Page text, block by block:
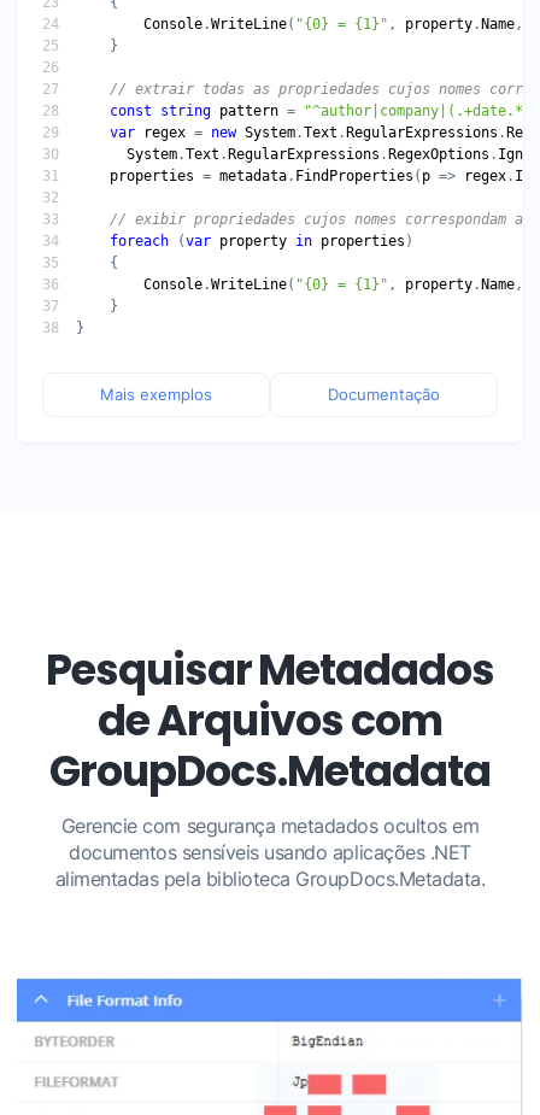
Console .WriteLine( "{0} = {1}" , property . Name,
// extrair todas as propriedades cujos nomes
const
string pattern =
var
regex = new System .Text . RegularExpressions .
System .Text . RegularExpressions . RegexOptions .
properties = metadata . FindProperties ( p => regex .
// exibir propriedades cujos nomes correspondam
foreach (var property in properties
Console .WriteLine( "{0} = {1}" , property . Name,
Mais exemplos Documentação
Pesquisar Metadados
de Arquivos com
GroupDocs.Metadata
Gerencie com segurança metadados ocultos em
documentos sensíveis usando aplicações .NET
alimentadas pela biblioteca GroupDocs.Metadata.